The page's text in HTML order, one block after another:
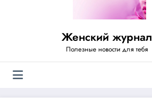
Женский журнал
Полезные новости для тебя